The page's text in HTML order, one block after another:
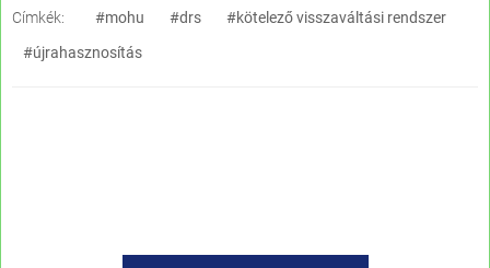
Címkék: #mohu #drs
#kötelező visszaváltási rendszer
#újrahasznosítás